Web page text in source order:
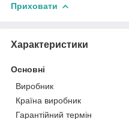
Приховати
Характеристики
Основні
Виробник
Країна виробник
Гарантійний термін